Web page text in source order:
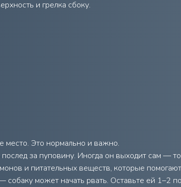
и грелка сбоку.
место. Это нормально и важно.
за пуповину. Иногда он выходит сам —
и питательных веществ, которые
собаку может начать рвать. Оставьте ей 1–2